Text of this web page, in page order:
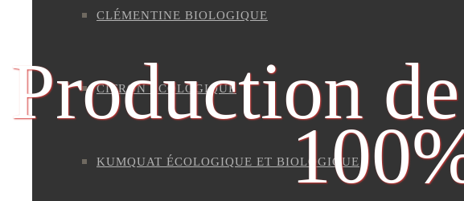
CLÉMENTINE BIOLOGIQUE
CITRON ÉCOLOGIQUE
KUMQUAT ÉCOLOGIQUE ET BIOLOGIQUE
Production